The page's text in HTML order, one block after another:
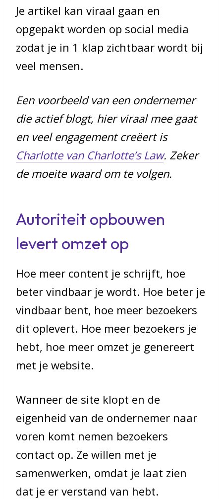
Je artikel kan viraal gaan en
opgepakt worden op social media
zodat je in 1 klap zichtbaar wordt bij
veel mensen.
Een voorbeeld van een ondernemer
die actief blogt, hier viraal mee gaat
en veel engagement creëert is
Charlotte van Charlotte’s Law. Zeker
de moeite waard om te volgen.
Autoriteit opbouwen
levert omzet op
Hoe meer content je schrijft, hoe
beter vindbaar je wordt. Hoe beter je
vindbaar bent, hoe meer bezoekers
dit oplevert. Hoe meer bezoekers je
hebt, hoe meer omzet je genereert
met je website.
Wanneer de site klopt en de
eigenheid van de ondernemer naar
voren komt nemen bezoekers
contact op. Ze willen met je
samenwerken, omdat je laat zien
dat je er verstand van hebt.